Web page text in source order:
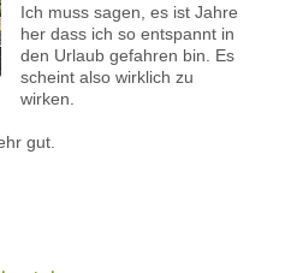
Ich muss sagen, es ist Jahre
her dass ich so entspannt in
den Urlaub gefahren bin. Es
scheint also wirklich zu
wirken.
gut.